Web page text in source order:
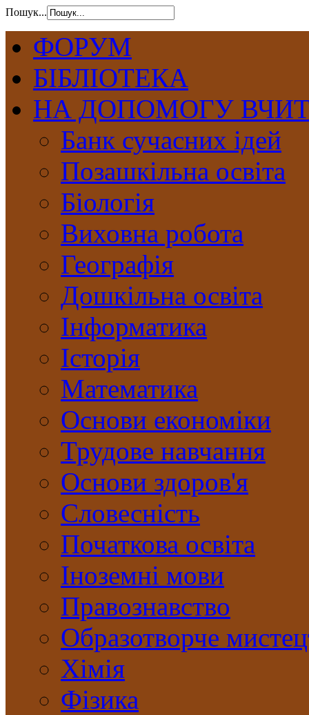
Пошук...
ФОРУМ
БІБЛІОТЕКА
НА ДОПОМОГУ
Банк сучасних ідей
Позашкільна освіта
Біологія
Виховна робота
Географія
Дошкільна освіта
Інформатика
Історія
Математика
Основи економіки
Трудове навчання
Основи здоров'я
Словесність
Початкова освіта
Іноземні мови
Правознавство
Образотворче
Хімія
Фізика